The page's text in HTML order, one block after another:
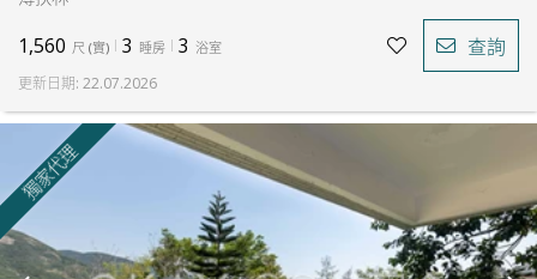
1,560 尺 (實) 3 睡房 3 浴室 查詢
更新日期: 22.07.2026
獨家代理